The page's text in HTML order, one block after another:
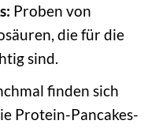
Proben von
die für die
sind.
finden sich
Protein-Pancakes-